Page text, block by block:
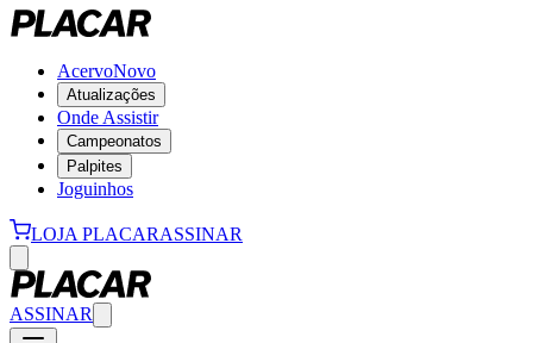
AcervoNovo
Atualizações
Onde Assistir
Campeonatos
Palpites
Joguinhos
LOJA PLACARASSINAR
ASSINAR